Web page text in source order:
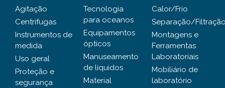
Agitação
Centrífugas
Instrumentos de
medida
Uso geral
Proteção e
segurança
Tecnologia
para oceanos
Equipamentos
ópticos
Manuseamento
de líquidos
Material
Calor/Frio
Separação/
Montagens e
Ferramentas
Laboratoriais
Mobiliário de
laboratório